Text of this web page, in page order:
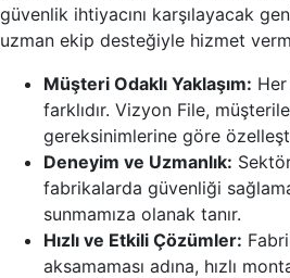
güvenlik ihtiyacını karşılayacak
uzman ekip desteğiyle hizmet
Müşteri Odaklı Yaklaşım:
farklıdır. Vizyon File,
gereksinimlerine göre
Deneyim ve Uzmanlık:
fabrikalarda güvenliği
sunmamıza olanak tanır.
Hızlı ve Etkili Çözümler:
aksamaması adına, hızlı